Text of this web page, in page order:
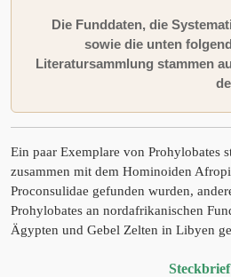
Die Funddaten, die
sowie die unten
Literatursammlung stammen
Ein paar Exemplare von Prohylobates
zusammen mit dem Hominoiden
Proconsulidae gefunden wurden,
Prohylobates an nordafrikanischen
Ägypten und Gebel Zelten in Libyen
Steckbrief